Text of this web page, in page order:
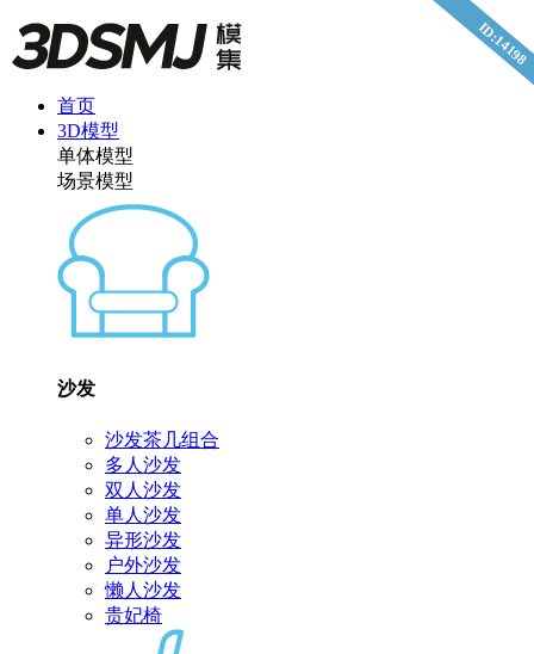
首页
3D模型
单体模型
场景模型
沙发
沙发茶几组合
多人沙发
双人沙发
单人沙发
异形沙发
户外沙发
懒人沙发
贵妃椅
ID:14198